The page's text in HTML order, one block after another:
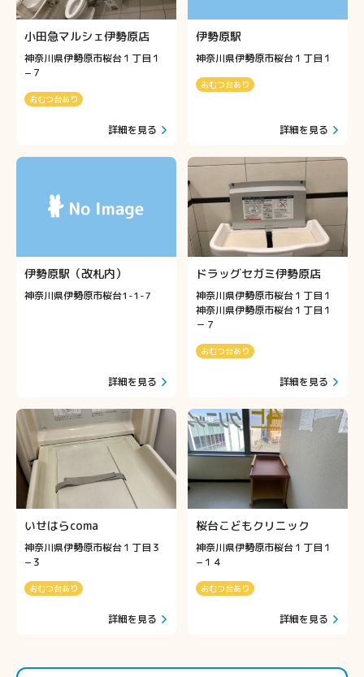
小田急マルシェ伊勢原店
神奈川県伊勢原市桜台１丁目１
−７
おむつ台あり
詳細を見る
伊勢原駅
神奈川県伊勢原市桜台１丁目１
おむつ台あり
詳細を見る
伊勢原駅（改札内）
神奈川県伊勢原市桜台1-1-7
詳細を見る
ドラッグセガミ伊勢原店
神奈川県伊勢原市桜台１丁目１
神奈川県伊勢原市桜台１丁目１
－７
おむつ台あり
詳細を見る
いせはらcoma
神奈川県伊勢原市桜台１丁目３
−３
おむつ台あり
詳細を見る
桜台こどもクリニック
神奈川県伊勢原市桜台１丁目１
−１４
おむつ台あり
詳細を見る